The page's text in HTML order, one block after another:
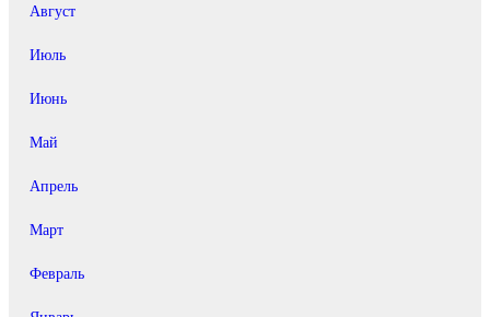
Август
Июль
Июнь
Май
Апрель
Март
Февраль